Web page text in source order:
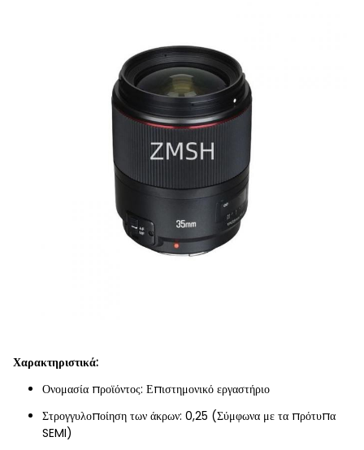
Χαρακτηριστικά:
Ονομασία προϊόντος: Επιστημονικό εργαστήριο
Στρογγυλοποίηση των άκρων: 0,25 (Σύμφωνα με τα πρότυπα
SEMI)